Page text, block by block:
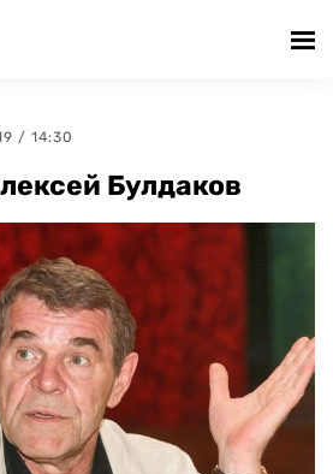
/ 14:30
Булдаков